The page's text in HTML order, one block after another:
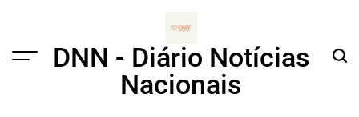
Menu
DNN - Diário Notícias
Nacionais